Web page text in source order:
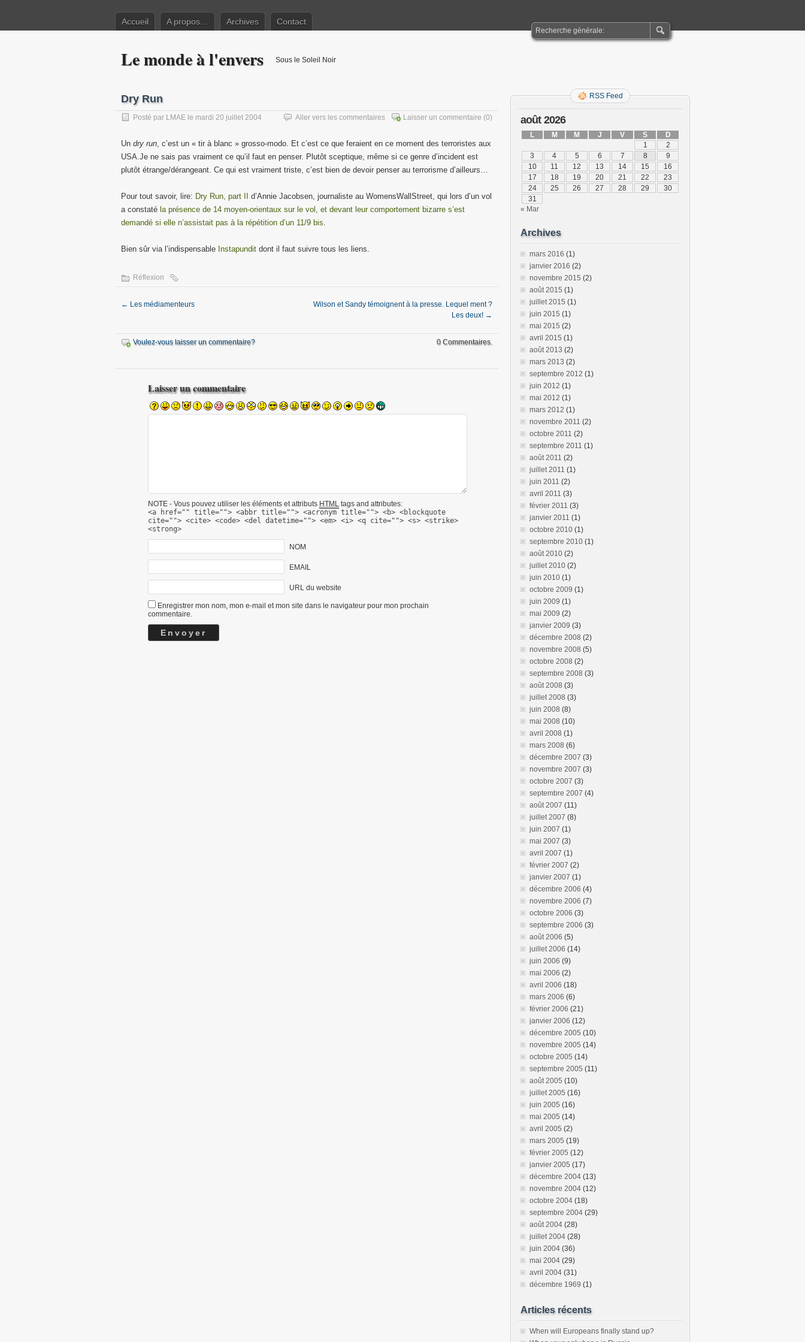
Accueil A propos… Archives Contact
Le monde à l'envers Sous le Soleil Noir
Dry Run
Posté par LMAE le mardi 20 juillet 2004 Laisser un commentaire (0)
Aller vers les commentaires
Un dry run, c’est un « tir à blanc » grosso-modo. Et c’est ce que feraient en ce moment des terroristes aux
USA.Je ne sais pas vraiment ce qu’il faut en penser. Plutôt sceptique, même si ce genre d’incident est
plutôt étrange/dérangeant. Ce qui est vraiment triste, c’est bien de devoir penser au terrorisme d’ailleurs…
Pour tout savoir, lire: Dry Run, part II
d’Annie Jacobsen, journaliste au WomensWallStreet, qui lors d’un vol
a constaté la présence de 14 moyen-orientaux sur le vol, et devant leur comportement bizarre s’est
demandé si elle n’assistait pas à la répétition d’un 11/9 bis.
Bien sûr via l’indispensable Instapundit dont il faut suivre tous les liens.
Réflexion
← Les médiamenteurs
Wilson et Sandy témoignent à la presse. Lequel ment ?
Les deux! →
Voulez-vous laisser un commentaire? 0 Commentaires.
Laisser un commentaire
NOTE - Vous pouvez utiliser les éléments et attributs HTML tags and attributes:
<a href="" title=""> <abbr title=""> <acronym title=""> <b> <blockquote
cite=""> <cite> <code> <del datetime=""> <em> <i> <q cite=""> <s> <strike>
<strong>
NOM
EMAIL
URL du website
Enregistrer mon nom, mon e-mail et mon site dans le navigateur pour mon prochain
commentaire.
RSS Feed
août 2026
L M M J V S
D
1
2
3
4 5 6 7 8
9
10
11 12 13 14 15
16
17
18 19 20 21 22
23
24
25 26 27 28 29
30
31
« Mar
Archives
mars 2016 (1)
janvier 2016 (2)
novembre 2015 (2)
août 2015 (1)
juillet 2015 (1)
juin 2015 (1)
mai 2015 (2)
avril 2015 (1)
août 2013 (2)
mars 2013 (2)
septembre 2012 (1)
juin 2012 (1)
mai 2012 (1)
mars 2012 (1)
novembre 2011 (2)
octobre 2011 (2)
septembre 2011 (1)
août 2011 (2)
juillet 2011 (1)
juin 2011 (2)
avril 2011 (3)
février 2011 (3)
janvier 2011 (1)
octobre 2010 (1)
septembre 2010 (1)
août 2010 (2)
juillet 2010 (2)
juin 2010 (1)
octobre 2009 (1)
juin 2009 (1)
mai 2009 (2)
janvier 2009 (3)
décembre 2008 (2)
novembre 2008 (5)
octobre 2008 (2)
septembre 2008 (3)
août 2008 (3)
juillet 2008 (3)
juin 2008 (8)
mai 2008 (10)
avril 2008 (1)
mars 2008 (6)
décembre 2007 (3)
novembre 2007 (3)
octobre 2007 (3)
septembre 2007 (4)
août 2007 (11)
juillet 2007 (8)
juin 2007 (1)
mai 2007 (3)
avril 2007 (1)
février 2007 (2)
janvier 2007 (1)
décembre 2006 (4)
novembre 2006 (7)
octobre 2006 (3)
septembre 2006 (3)
août 2006 (5)
juillet 2006 (14)
juin 2006 (9)
mai 2006 (2)
avril 2006 (18)
mars 2006 (6)
février 2006 (21)
janvier 2006 (12)
décembre 2005 (10)
novembre 2005 (14)
octobre 2005 (14)
septembre 2005 (11)
août 2005 (10)
juillet 2005 (16)
juin 2005 (16)
mai 2005 (14)
avril 2005 (2)
mars 2005 (19)
février 2005 (12)
janvier 2005 (17)
décembre 2004 (13)
novembre 2004 (12)
octobre 2004 (18)
septembre 2004 (29)
août 2004 (28)
juillet 2004 (28)
juin 2004 (36)
mai 2004 (29)
avril 2004 (31)
décembre 1969 (1)
Articles récents
When will Europeans finally stand up?